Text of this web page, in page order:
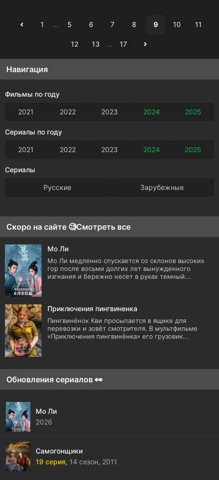
1 ... 5 6 7 8 9 10 11
12 13 ... 17
Навигация
Фильмы по году
2021 2022 2023 2024 2025
Сериалы по году
2021 2022 2023 2024 2025
Сериалы
Русские Зарубежные
Скоро на сайте 🧐Смотреть все
Мо Ли
Мо Ли медленно спускается со склонов высоких
гор после восьми долгих лет вынужденного
изгнания и бережно несет в руках темный...
Приключения пингвиненка
Пингвинёнок Кви просыпается в ящике для
перевозки и зовёт смотрителя. В мультфильме
«Приключения пингвинёнка» его грузовик...
Обновления сериалов 👀
Мо Ли
2026
Самогонщики
19 серия, 14 сезон, 2011